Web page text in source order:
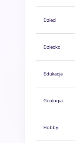
Dzieci
Dziecko
Edukacja
Geologia
Hobby